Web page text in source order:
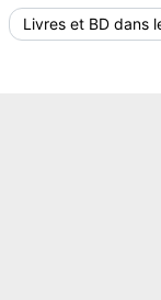
Livres et BD dans